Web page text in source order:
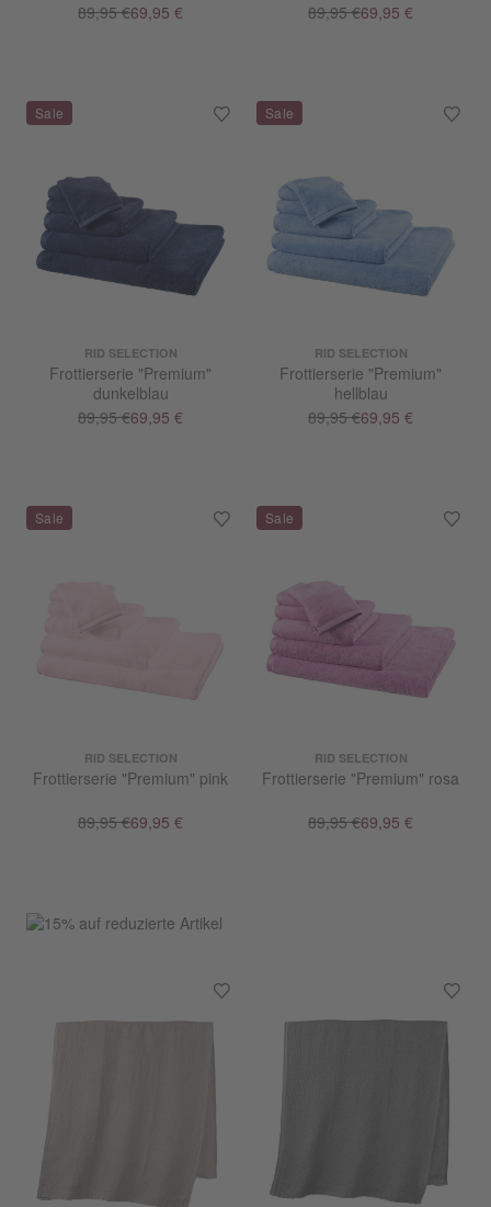
89,95 €69,95 €
89,95 €69,95 €
RID SELECTION
Frottierserie "Premium"
dunkelblau
89,95 €69,95 €
RID SELECTION
Frottierserie "Premium"
hellblau
89,95 €69,95 €
RID SELECTION
Frottierserie "Premium" pink
89,95 €69,95 €
RID SELECTION
Frottierserie "Premium" rosa
89,95 €69,95 €